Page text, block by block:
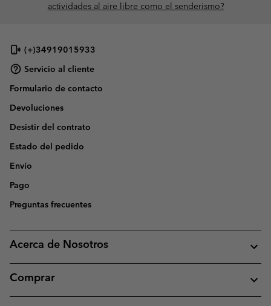
actividades al aire libre como el senderismo?
(+)34919015933
Servicio al cliente
Formulario de contacto
Devoluciones
Desistir del contrato
Estado del pedido
Envío
Pago
Preguntas frecuentes
Acerca de Nosotros
Comprar